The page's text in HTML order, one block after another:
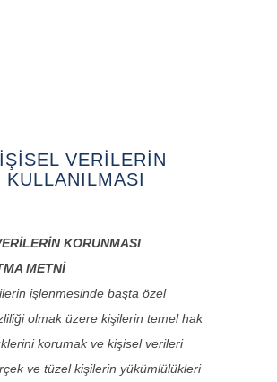
VERİLERİN
KULLANILMASI
KORUNMASI
METNİ
işlenmesinde başta özel
olmak üzere kişilerin temel hak
korumak ve kişisel verileri
ve tüzel kişilerin yükümlülükleri